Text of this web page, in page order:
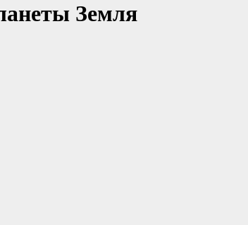
Земля